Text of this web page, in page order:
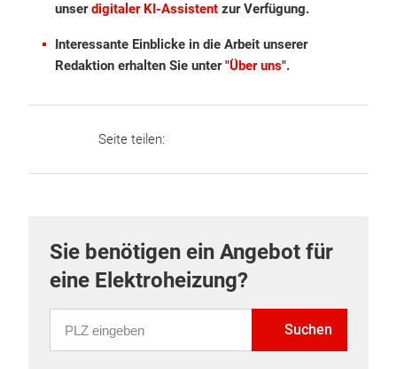
unserdigitaler KI-Assistent zur Verfügung.
Interessante Einblicke in die Arbeit unserer
Redaktion erhalten Sie unter "Über uns".
Seite teilen:
Sie benötigen ein Angebot für
eine Elektroheizung?
Suchen